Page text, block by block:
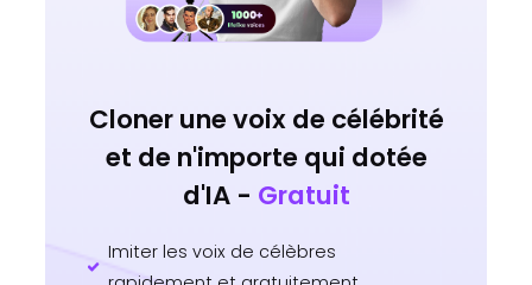
Cloner une voix de célébrité
et de n'importe qui dotée
d'IA - Gratuit
Imiter les voix de célèbres